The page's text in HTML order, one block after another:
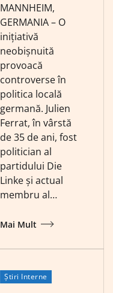
MANNHEIM,
GERMANIA – O
inițiativă
neobișnuită
provoacă
controverse în
politica locală
germană. Julien
Ferrat, în vârstă
de 35 de ani, fost
politician al
partidului Die
Linke și actual
membru al…
Mai Mult
Știri Interne